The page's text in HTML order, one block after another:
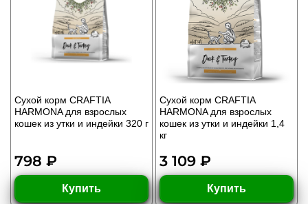
Сухой корм CRAFTIA
HARMONA для взрослых
кошек из утки и индейки 320 г
798 ₽
Купить
Сухой корм CRAFTIA
HARMONA для взрослых
кошек из утки и индейки 1,4
кг
3 109 ₽
Купить